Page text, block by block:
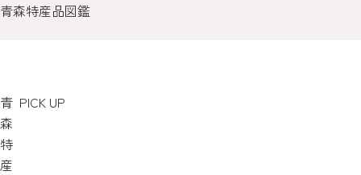
青森特産品図鑑
青
森
特
産
PICK UP